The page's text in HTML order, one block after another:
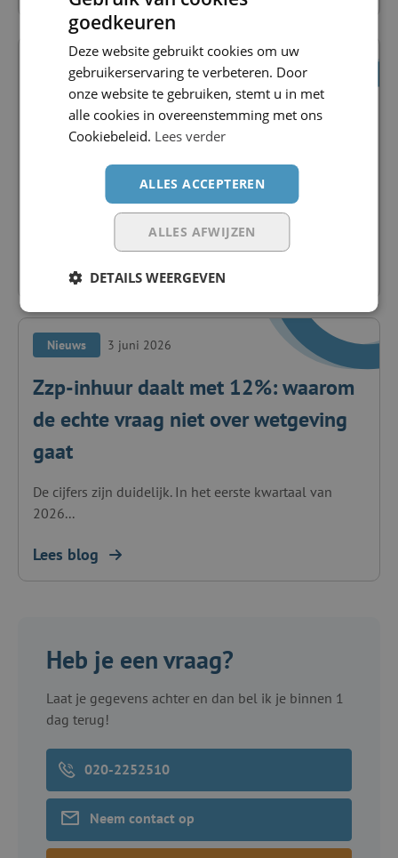
Nieuws 7 juli 2026
Automatisering is geen
efficiëntieproject maar een marge
vraagstuk
Je wilt groeien. Meer plaatsingen, grotere
opdrachtgevers, hogere omzet. En...
Lees blog
Nieuws 3 juni 2026
Zzp-inhuur daalt met 12%: waarom
de echte vraag niet over wetgeving
gaat
De cijfers zijn duidelijk. In het eerste kwartaal van
2026...
Lees blog
Heb je een vraag?
Laat je gegevens achter en dan bel ik je binnen 1
dag terug!
020-2252510
Neem contact op
goedkeuren
Deze website gebruikt cookies om uw
gebruikerservaring te verbeteren. Door
onze website te gebruiken, stemt u in met
alle cookies in overeenstemming met ons
Cookiebeleid. Lees verder
ALLES ACCEPTEREN
ALLES AFWIJZEN
DETAILS WEERGEVEN